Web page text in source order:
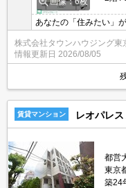
あなたの「住みたい」
揃えた賃貸物件！お気
ウジングへお任せくだ
株式会社タウンハウジング東
情報更新日 2026/08/05
賃貸マンション レオパレ
都営
東京
築24